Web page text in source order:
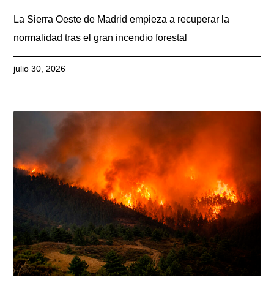
La Sierra Oeste de Madrid empieza a recuperar la
normalidad tras el gran incendio forestal
julio 30, 2026